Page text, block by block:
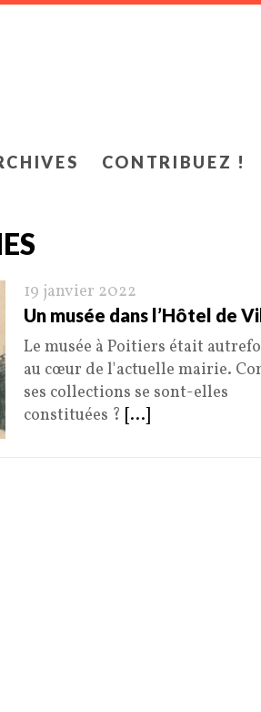
CONTRIBUEZ !
19 janvier 2022
Un musée dans l’Hôtel de
Le musée à Poitiers était
au cœur de l'actuelle mairie.
ses collections se sont-elles
constituées ? [...]